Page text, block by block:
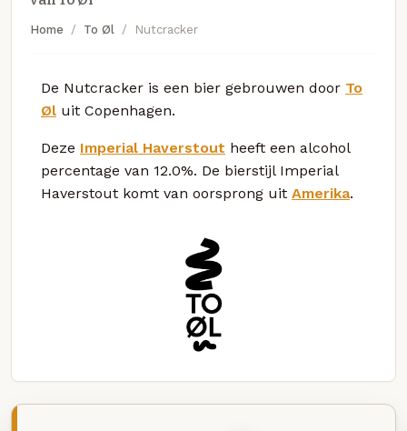
Home To Øl Nutcracker
De Nutcracker is een bier gebrouwen door To
Øl uit Copenhagen.
Deze Imperial Haverstout heeft een alcohol
percentage van 12.0%. De bierstijl Imperial
Haverstout komt van oorsprong uit Amerika.